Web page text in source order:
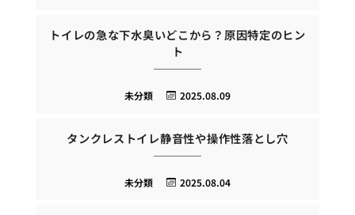
トイレの急な下水臭いどこから？原因特定のヒン
ト
2025.08.09
未分類
タンクレストイレ静音性や操作性落とし穴
2025.08.04
未分類